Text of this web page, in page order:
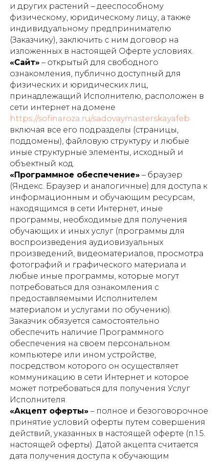
и других растений – дееспособному
физическому, юридическому лицу, а также
индивидуальному предпринимателю
(Заказчику), заключить с ним договор на
изложенных в настоящей Оферте условиях.
«Сайт» – открытый для свободного
ознакомления, публично доступный для
физических и юридических лиц,
принадлежащий Исполнителю, расположен в
сети интернет на домене
https://sofinaroza.ru/sadovaymasterskayafeb
включая все его подразделы (страницы,
поддомены), файловую структуру и любые
иные структурные элементы, исходный и
объектный код.
«Программное обеспечение» – браузер
(Яндекс. Браузер и аналогичные) для доступа к
информационным и обучающим ресурсам,
находящимся в сети Интернет, иные
программы, необходимые для получения
обучающих и иных услуг (программы для
воспроизведения аудиовизуальных
произведений, видеоматериалов, просмотра
фотографий и графического материала и
любые иные программы, которые могут
потребоваться для ознакомления с
предоставляемыми Исполнителем
материалом и услугами по обучению).
Заказчик обязуется самостоятельно
обеспечить наличие Программного
обеспечения на своем персональном
компьютере или ином устройстве,
посредством которого он осуществляет
коммуникацию в сети Интернет и которое
может потребоваться для получения Услуг
Исполнителя.
«Акцепт оферты» – полное и безоговорочное
принятие условий оферты путем совершения
действий, указанных в настоящей оферте (п.1.5.
настоящей оферты). Датой акцепта считается
дата получения доступа к обучающим